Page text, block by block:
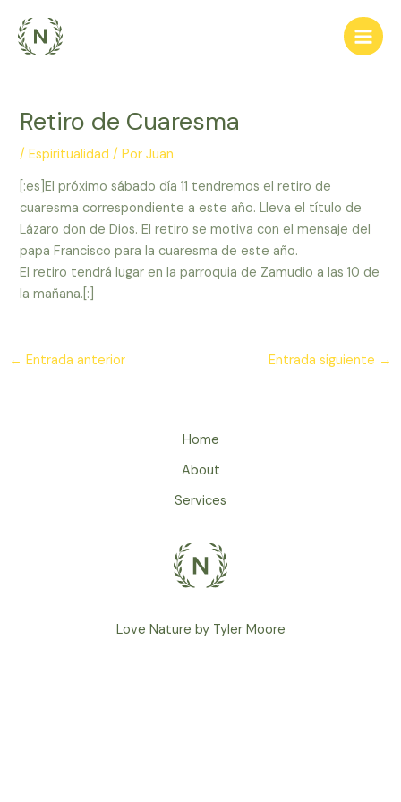
contenido
Main
Retiro de Cuaresma
/Espiritualidad / PorJuan
[:es]El próximo sábado día 11 tendremos el retiro de
cuaresma correspondiente a este año. Lleva el título de
Lázaro don de Dios. El retiro se motiva con el mensaje del
papa Francisco para la cuaresma de este año.
El retiro tendrá lugar en la parroquia de Zamudio a las 10 de
la mañana.[:]
Navegación
← Entrada anterior Entrada siguiente →
Home
About
Services
Love Nature by Tyler Moore